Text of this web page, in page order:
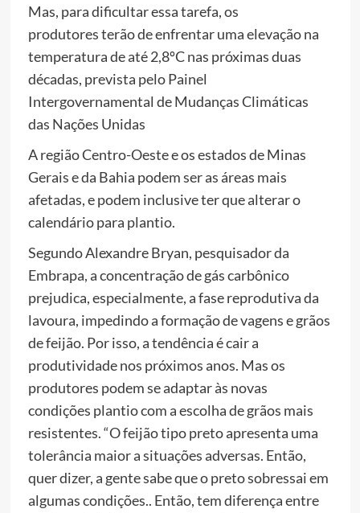
Mas, para dificultar essa tarefa, os
produtores terão de enfrentar uma elevação na
temperatura de até 2,8ºC nas próximas duas
décadas, prevista pelo Painel
Intergovernamental de Mudanças Climáticas
das Nações Unidas
A região Centro-Oeste e os estados de Minas
Gerais e da Bahia podem ser as áreas mais
afetadas, e podem inclusive ter que alterar o
calendário para plantio.
Segundo Alexandre Bryan, pesquisador da
Embrapa, a concentração de gás carbônico
prejudica, especialmente, a fase reprodutiva da
lavoura, impedindo a formação de vagens e grãos
de feijão. Por isso, a tendência é cair a
produtividade nos próximos anos. Mas os
produtores podem se adaptar às novas
condições plantio com a escolha de grãos mais
resistentes. “O feijão tipo preto apresenta uma
tolerância maior a situações adversas. Então,
quer dizer, a gente sabe que o preto sobressai em
algumas condições.. Então, tem diferença entre